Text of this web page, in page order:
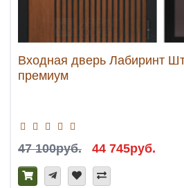
Входная дверь Лабиринт
премиум
47 100руб. 44 745руб.